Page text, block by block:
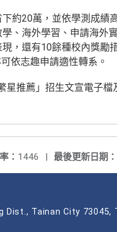
約20萬，並依學測成
、海外學習、申請海外
，還有10餘種校內獎勵
依志趣申請適性轉系。
推薦」招生文宣電子檔
最後更新日期：
： 1446 |
Dist., Tainan City 73045,